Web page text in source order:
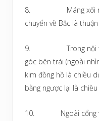
8. Máng xối nên
chuyển về Bắc là
9. Trong nội thất
góc bên trái (ngoài
kim đồng hồ là chiều
bằng ngược lại là
10. Ngoài cổng